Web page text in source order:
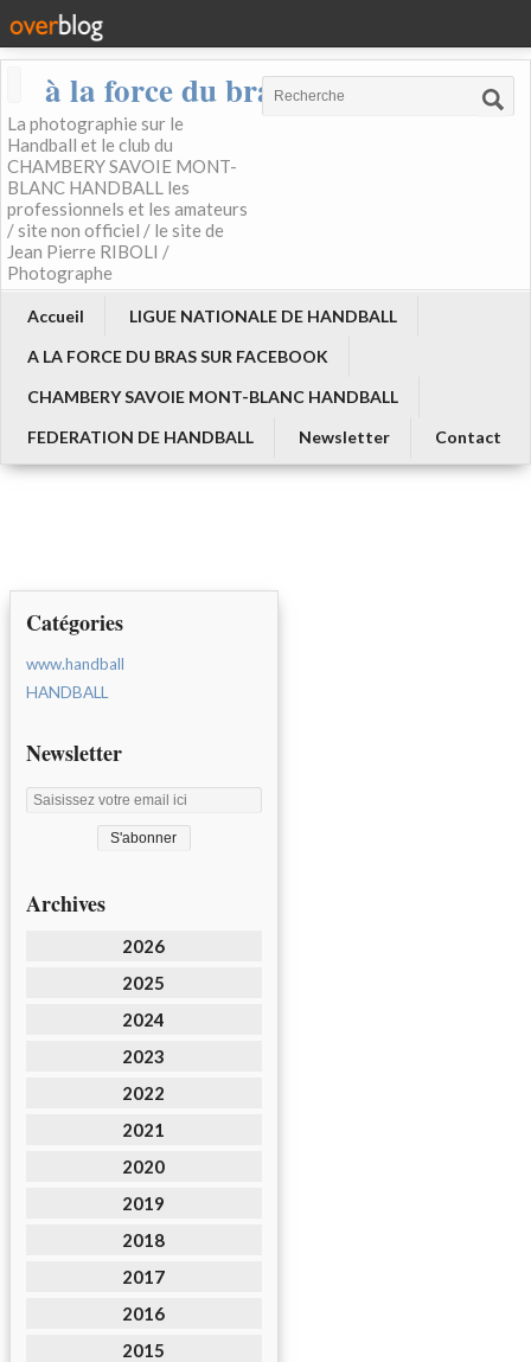
à la force du bras
La photographie sur le
Handball et le club du
CHAMBERY SAVOIE MONT-
BLANC HANDBALL les
professionnels et les amateurs
/ site non officiel / le site de
Jean Pierre RIBOLI /
Photographe
Accueil
LIGUE NATIONALE DE HANDBALL
A LA FORCE DU BRAS SUR FACEBOOK
CHAMBERY SAVOIE MONT-BLANC HANDBALL
FEDERATION DE HANDBALL
Newsletter Contact
Catégories
www.handball
HANDBALL
Newsletter
Archives
2026
2025
2024
2023
2022
2021
2020
2019
2018
2017
2016
2015